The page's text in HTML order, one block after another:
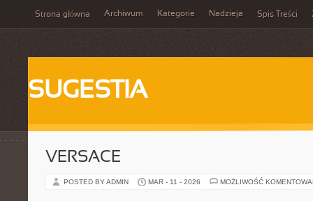
Strona główna Archiwum Kategorie Nadzieja Spis Treści
SUGESTIA
VERSACE
POSTED BY ADMIN MAR - 11 - 2026 MOŻLIWOŚĆ